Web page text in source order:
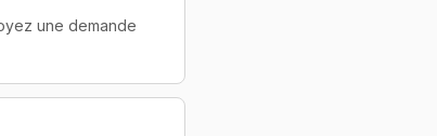
une demande